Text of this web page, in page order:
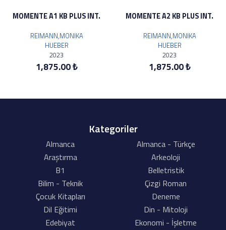
MOMENTE A1 KB PLUS INT.
REIMANN,MONIKA
HUEBER
2023
1,875.00 ₺
MOMENTE A2 KB PLUS INT.
REIMANN,MONIKA
HUEBER
2023
1,875.00 ₺
Kategoriler
Almanca
Almanca - Türkçe
Araştırma
Arkeoloji
B1
Belletristik
Bilim - Teknik
Çizgi Roman
Çocuk Kitapları
Deneme
Dil Eğitimi
Din - Mitoloji
Edebiyat
Ekonomi - İşletme